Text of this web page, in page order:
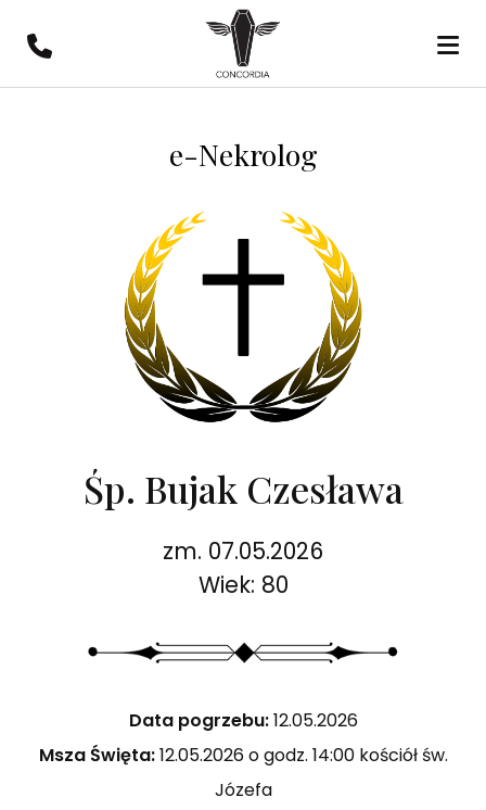
e-Nekrolog
Śp. Bujak Czesława
zm. 07.05.2026
Wiek: 80
Data pogrzebu:12.05.2026
Msza Święta:12.05.2026 o godz. 14:00 kościół św.
Józefa